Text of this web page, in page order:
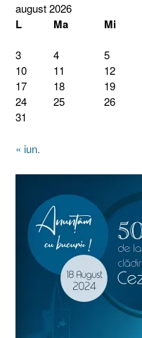
august 2026
L Ma Mi
3
4 5
10
11 12
17
18 19
24
25 26
31
« iun.